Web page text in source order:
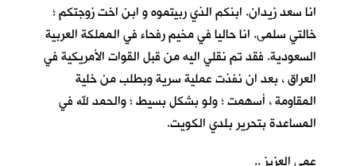
انا سعد زيدان. ابنكم الذي ربيتموه و ابن اخت زوجتكم ؛
خالتي سلمى. انا حاليا في مخيم رفحاء في المملكة العربية
السعودية. فقد تم نقلي اليه من قبل القوات الأمريكية في
العراق ، بعد ان نفذت عملية سرية وبطلب من خلية
المقاومة ، أسهمت ؛ ولو بشكل بسيط ؛ والحمد لله في
المساعدة بتحرير بلدي الكويت.